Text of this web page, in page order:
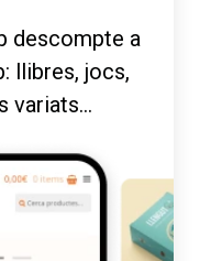
descompte a
llibres, jocs,
variats...